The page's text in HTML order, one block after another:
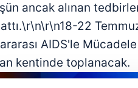
ancak alınan
22
AIDS'le
kentinde toplanacak.